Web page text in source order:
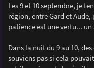
Les 9 et 10 septembre, je
région, entre Gard et
patience est une vertu... un
Dans la nuit du 9 au 10,
souviens pas si cela